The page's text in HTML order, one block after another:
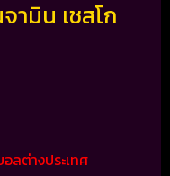
ามิน เชสโก
ลต่างประเทศ